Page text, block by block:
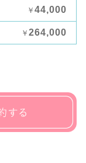
￥ 44,000
￥ 264,000